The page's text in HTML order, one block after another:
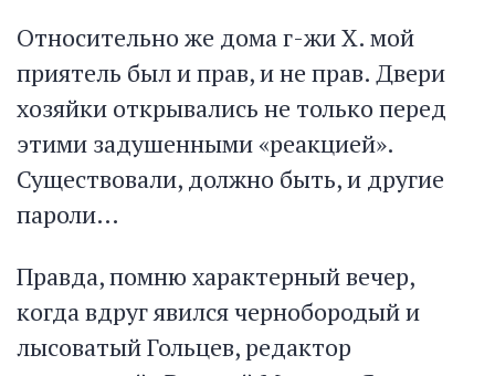
Относительно же дома г-жи X. мой
приятель был и прав, и не прав. Двери
хозяйки открывались не только перед
этими задушенными «реакцией».
Существовали, должно быть, и другие
пароли…
Правда, помню характерный вечер,
когда вдруг явился чернобородый и
лысоватый Гольцев, редактор